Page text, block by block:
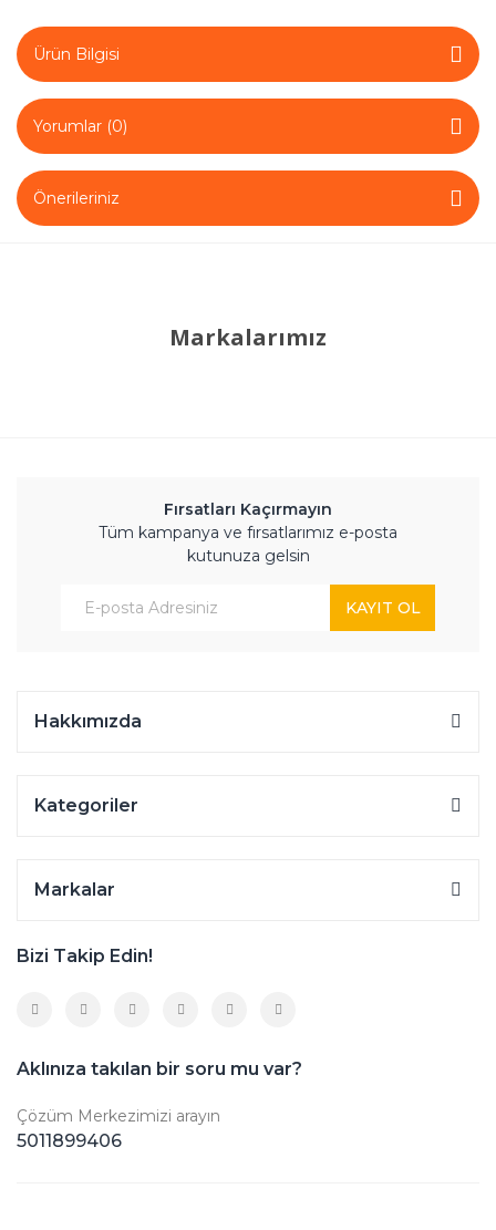
Ürün Bilgisi
Yorumlar (0)
Önerileriniz
Markalarımız
Fırsatları Kaçırmayın
Tüm kampanya ve fırsatlarımız e-posta
kutunuza gelsin
KAYIT OL
Hakkımızda
Kategoriler
Markalar
Bizi Takip Edin!
Aklınıza takılan bir soru mu var?
Çözüm Merkezimizi arayın
5011899406